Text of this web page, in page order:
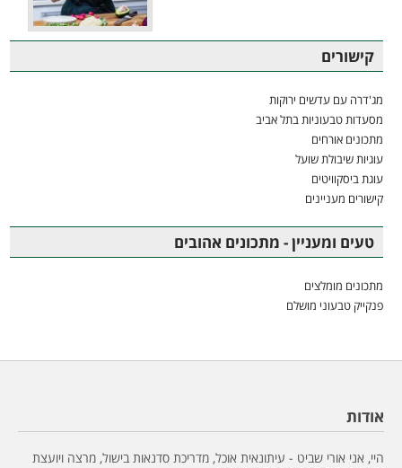
קישורים
מג'דרה עם עדשים ירוקות
מסעדות טבעוניות בתל אביב
מתכונים אורחים
עוגיות שיבולת שועל
עוגת ביסקוויטים
קישורים מעניינים
טעים ומעניין - מתכונים אהובים
מתכונים מומלצים
פנקייק טבעוני מושלם
אודות
היי, אני אורי שביט - עיתונאית אוכל, מדריכת סדנאות בישול, מרצה ויועצת